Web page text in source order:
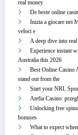
real money
De beste online
Inizia a giocare nei
veloci e
A deep dive into
Experience instant
Australia this 2026
Best Online Casino
stand out from the
Start your NRL
Atefia Casino:
Unlocking free
bonuses
What to expect